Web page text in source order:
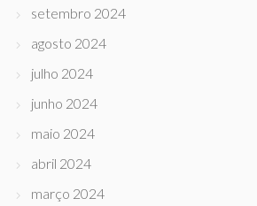
setembro 2024
agosto 2024
julho 2024
junho 2024
maio 2024
abril 2024
março 2024